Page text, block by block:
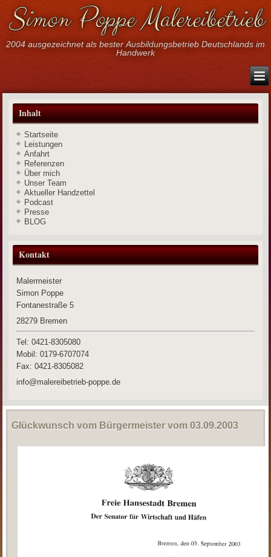
Simon Poppe Malereibetrieb
2004 ausgezeichnet als bester Ausbildungsbetrieb Deutschlands im
Handwerk
Inhalt
Startseite
Leistungen
Anfahrt
Referenzen
Über mich
Unser Team
Aktueller Handzettel
Podcast
Presse
BLOG
Kontakt
Malermeister
Simon Poppe
Fontanestraße 5
28279 Bremen
Tel: 0421-8305080
Mobil: 0179-6707074
Fax:0421-8305082
info@malereibetrieb-poppe.de
Glückwunsch vom Bürgermeister vom 03.09.2003